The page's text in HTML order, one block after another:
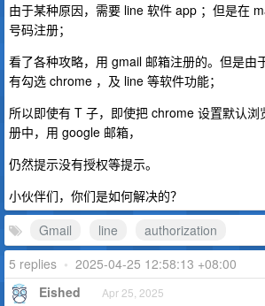
由于某种原因，需要 line 软件 app ；但是在
号码注册；
看了各种攻略，用 gmail 邮箱注册的。但是由
有勾选 chrome ，及 line 等软件功能；
所以即使有 T 子，即使把 chrome 设置默认
册中，用 google 邮箱，
仍然提示没有授权等提示。
小伙伴们，你们是如何解决的？
Gmail
line
authorization
5 replies • 2025-04-25 12:58:13 +08:00
Eished Apr 25, 2025